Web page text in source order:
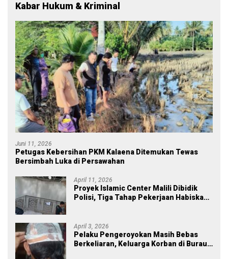
Kabar Hukum & Kriminal
Juni 11, 2026
Petugas Kebersihan PKM Kalaena Ditemukan Tewas
Bersimbah Luka di Persawahan
April 11, 2026
Proyek Islamic Center Malili Dibidik
Polisi, Tiga Tahap Pekerjaan Habiskan
April 3, 2026
Pelaku Pengeroyokan Masih Bebas
Berkeliaran, Keluarga Korban di Burau